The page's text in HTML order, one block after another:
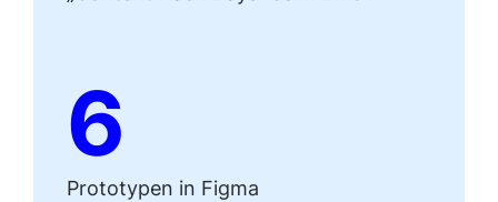
6
Prototypen in Figma